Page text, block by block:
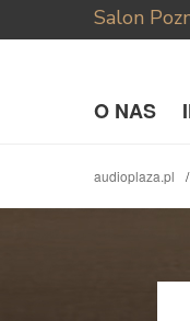
Salon
O NAS
audioplaza.pl